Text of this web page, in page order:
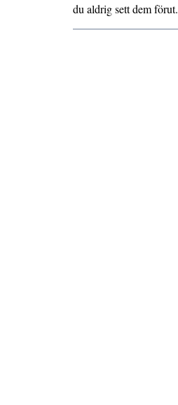
du aldrig sett dem förut.